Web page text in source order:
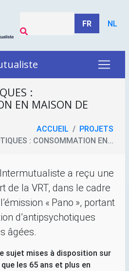
FR NL
:
EN MAISON DE
ACCUEIL
PROJETS
: CONSOMMATION EN...
Intermutualiste a reçu une
de la VRT, dans le cadre
« Pano », portant
d’antipsychotiques
âgées.
sujet mises à disposition sur
les 65 ans et plus en